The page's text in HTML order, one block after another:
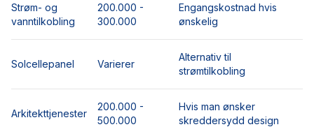
Strøm- og
vanntilkobling
200.000 -
300.000
Engangskostnad hvis
ønskelig
Solcellepanel Varierer
Alternativ til
strømtilkobling
Arkitekttjenester
200.000 -
500.000
Hvis man ønsker
skreddersydd design